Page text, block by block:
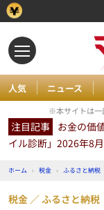
人気 ニュース
※本サイトは一
注目記事 お金の価
イル診断」2026年8月
ホーム › 税金 › ふるさと納税
税金 ふるさと納税